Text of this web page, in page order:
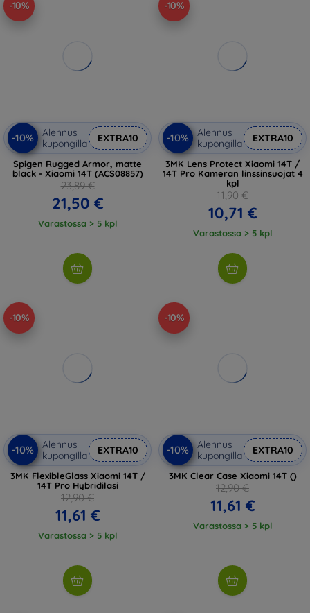
-10%
-10%
Alennus
kupongilla
EXTRA10
Spigen Rugged Armor, matte
black - Xiaomi 14T (ACS08857)
23,89 €
21,50 €
Varastossa > 5 kpl
-10%
-10%
Alennus
kupongilla
EXTRA10
3MK Lens Protect Xiaomi 14T /
14T Pro Kameran linssinsuojat 4
kpl
11,90 €
10,71 €
Varastossa > 5 kpl
-10%
-10%
Alennus
kupongilla
EXTRA10
3MK FlexibleGlass Xiaomi 14T /
14T Pro Hybridilasi
12,90 €
11,61 €
Varastossa > 5 kpl
-10%
-10%
Alennus
kupongilla
EXTRA10
3MK Clear Case Xiaomi 14T ()
12,90 €
11,61 €
Varastossa > 5 kpl